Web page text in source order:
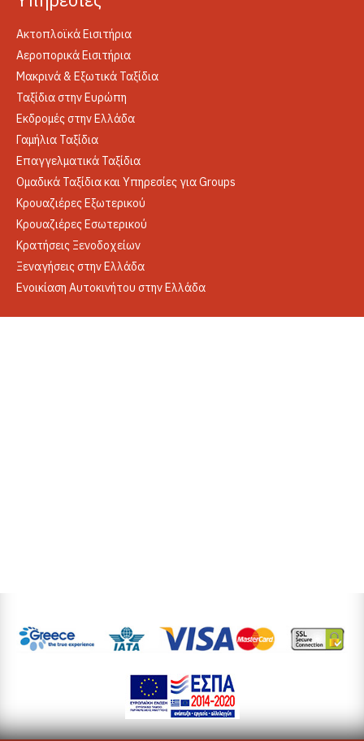
Ακτοπλοϊκά Εισιτήρια
Αεροπορικά Εισιτήρια
Μακρινά & Εξωτικά Ταξίδια
Ταξίδια στην Ευρώπη
Εκδρομές στην Ελλάδα
Γαμήλια Ταξίδια
Επαγγελματικά Ταξίδια
Ομαδικά Ταξίδια και Υπηρεσίες για Groups
Κρουαζιέρες Εξωτερικού
Κρουαζιέρες Εσωτερικού
Κρατήσεις Ξενοδοχείων
Ξεναγήσεις στην Ελλάδα
Ενοικίαση Αυτοκινήτου στην Ελλάδα